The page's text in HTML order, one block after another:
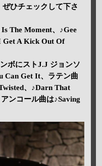
ひチェックして下さ
The Moment、♪Gee
Get A Kick Out Of
ボにストJ.J ジョンソ
Can Get It、ラテン曲
、♪Darn That
ンコール曲は♪Saving